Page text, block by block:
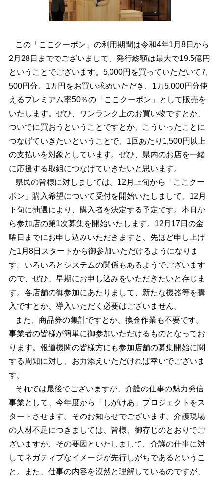
この「ここクーポン」の利用期間は令和4年1月8日から
2月28日まででございまして、発行総額は最大で19.5億円
ということでございます。5,000円を買っていただいて7,
500円分、1万円をお買い求めいただき、1万5,000円分使
えるプレミアム率50％の「ここクーポン」として販売を
いたします。ぜひ、ワンランク上のお買い物ですとか、
ついでに買おうということですとか、こういったことに
つなげていきたいということで、1回あたり1,500円以上
の支払いを対象としています。ぜひ、県内のお店を一緒
に応援する取組につなげていきたいと思います。
県民の皆様に対しましては、12月上旬から「ここクー
ポン」購入希望について受付を開始いたしまして、12月
下旬に抽選により、購入者を決定する予定です。本日か
ら参加店の第1次募集を開始いたします。12月17日の金
曜日までにお申し込みいただきますと、先ほど申し上げ
た1月8日スタートから御参加いただけるようになりま
す。いろいろとシステムの関係もあるようでございます
ので、ぜひ、早期にお申し込みをいただきたいと存じま
す。各店舗の御参加にあたりまして、新たな機器等を購
入ですとか、導入いただく必要はございません。
また、商品券の集計ですとか、換金作業も不要です。
事業者の皆様が簡単に御参加いただけるものとなってお
ります。報道機関の皆様方にも参加店舗の募集開始に関
する周知に対し、お力添えいただければ幸いでございま
す。
それでは最後でございますが、介護の仕事の魅力発信
事業として、今年度から「しがけあ」プロジェクトをス
タートさせます。そのお知らせでございます。介護現場
の人材不足につきましては、皆様、御存じのとおりでご
ざいますが、その要因といたしまして、介護の仕事に対
してネガティブなイメージが先行しがちであるというこ
と。また、仕事の内容を漠然と理解しているのですが、